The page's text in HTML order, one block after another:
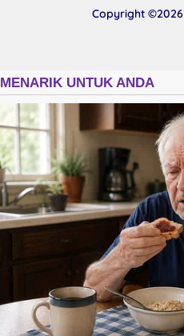
Copyright ©2026